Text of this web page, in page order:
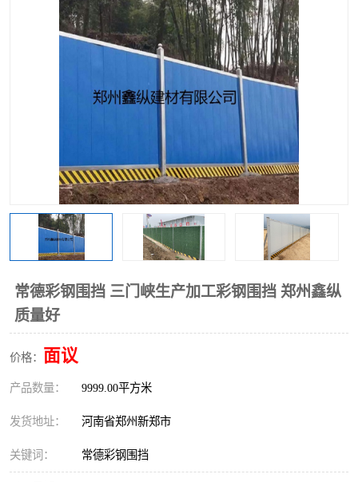
常德彩钢围挡 三门峡生产加工彩钢围挡 郑州鑫纵
质量好
价格： 面议
产品数量： 9999.00平方米
发货地址： 河南省郑州新郑市
关键词： 常德彩钢围挡
彩钢板
生产加工单板复合围挡 市